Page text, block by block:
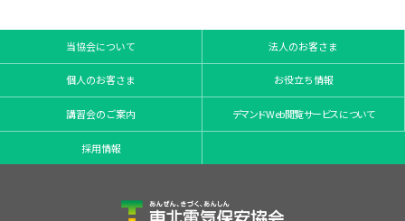
当協会について 法人のお客さま
個人のお客さま お役立ち情報
講習会のご案内 デマンドWeb閲覧サービスについて
採用情報